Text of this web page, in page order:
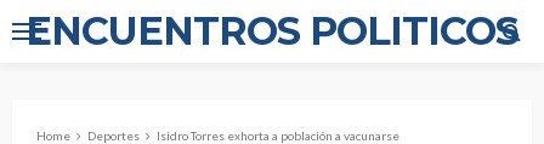
ENCUENTROS POLITICOS
Home Deportes Isidro Torres exhorta a población a vacunarse